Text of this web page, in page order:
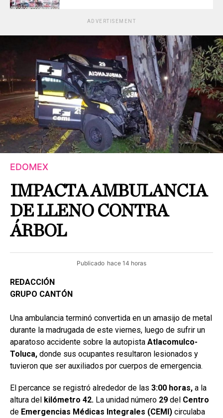
ADVERTISEMENT
EDOMEX
IMPACTA AMBULANCIA
DE LLENO CONTRA
ÁRBOL
Publicado hace 14 horas
REDACCIÓN
GRUPO CANTÓN
Una ambulancia terminó convertida en un amasijo de metal
durante la madrugada de este viernes, luego de sufrir un
aparatoso accidente sobre la autopista Atlacomulco-
Toluca, donde sus ocupantes resultaron lesionados y
tuvieron que ser auxiliados por cuerpos de emergencia.
El percance se registró alrededor de las 3:00 horas, a la
altura del kilómetro 42. La unidad número 29 del Centro
de Emergencias Médicas Integrales (CEMI) circulaba